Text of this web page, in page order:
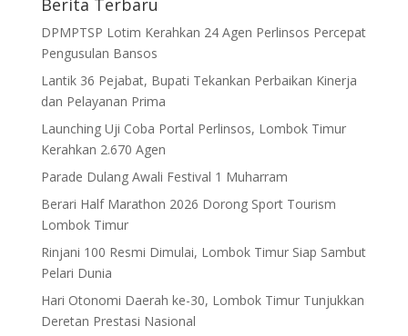
DPMPTSP Lotim Kerahkan 24 Agen Perlinsos Percepat
Pengusulan Bansos
Lantik 36 Pejabat, Bupati Tekankan Perbaikan Kinerja
dan Pelayanan Prima
Launching Uji Coba Portal Perlinsos, Lombok Timur
Kerahkan 2.670 Agen
Parade Dulang Awali Festival 1 Muharram
Berari Half Marathon 2026 Dorong Sport Tourism
Lombok Timur
Rinjani 100 Resmi Dimulai, Lombok Timur Siap Sambut
Pelari Dunia
Hari Otonomi Daerah ke-30, Lombok Timur Tunjukkan
Deretan Prestasi Nasional